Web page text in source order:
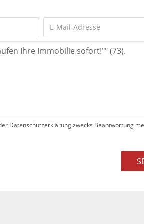
Datenschutzerklärung zwecks Beantwortung